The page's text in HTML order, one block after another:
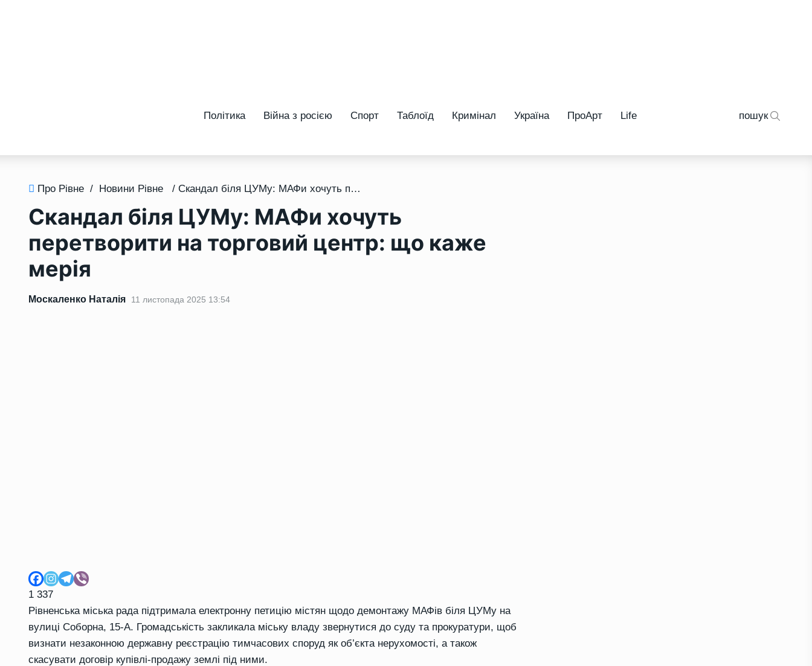
Політика Війна з росією Спорт Таблоїд Кримінал Україна ПроАрт Life пошук
Про Рівне / Новини Рівне / Скандал біля ЦУМу: МАФи хочуть перетворити на торговий центр: що каже мерія
Скандал біля ЦУМу: МАФи хочуть
перетворити на торговий центр: що каже
мерія
Москаленко Наталія 11 листопада 2025 13:54
1 337
Рівненська міська рада підтримала електронну петицію містян щодо демонтажу МАФів біля ЦУМу на
вулиці Соборна, 15-А. Громадськість закликала міську владу звернутися до суду та прокуратури, щоб
визнати незаконною державну реєстрацію тимчасових споруд як об’єкта нерухомості, а також
скасувати договір купівлі-продажу землі під ними.